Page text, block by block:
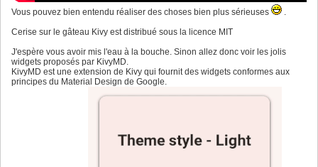
Vous pouvez bien entendu réaliser des choses bien plus sérieuses
.
Cerise sur le gâteau Kivy est distribué sous la licence MIT
J'espère vous avoir mis l'eau à la bouche. Sinon allez donc voir les jolis
widgets proposés par KivyMD.
KivyMD est une extension de Kivy qui fournit des widgets conformes aux
principes du Material Design de Google.